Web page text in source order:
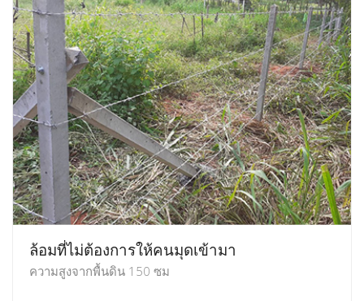
ล้อมที่ไม่ต้องการให้คนมุดเข้ามา
ความสูงจากพื้นดิน 150 ซม